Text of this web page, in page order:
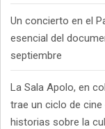
Un concierto en el
esencial del
septiembre
La Sala Apolo, en
trae un ciclo de
historias sobre la